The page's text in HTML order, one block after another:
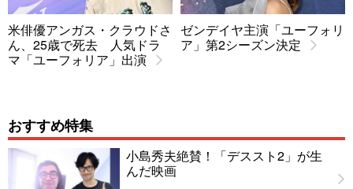
米俳優アンガス・クラウドさ
ん、25歳で死去 人気ドラ
マ「ユーフォリア」出演
ゼンデイヤ主演「ユーフォリ
ア」第2シーズン決定
おすすめ特集
小島秀夫絶賛！「デススト2」が生
んだ映画